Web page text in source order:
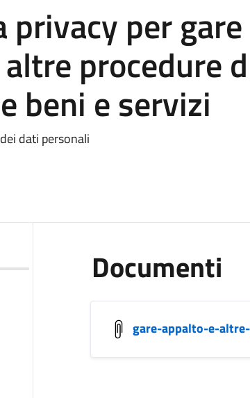
per gare
procedure
beni e servizi
dati personali
Documenti
gare-appalto-e-